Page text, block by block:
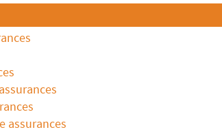
assurances